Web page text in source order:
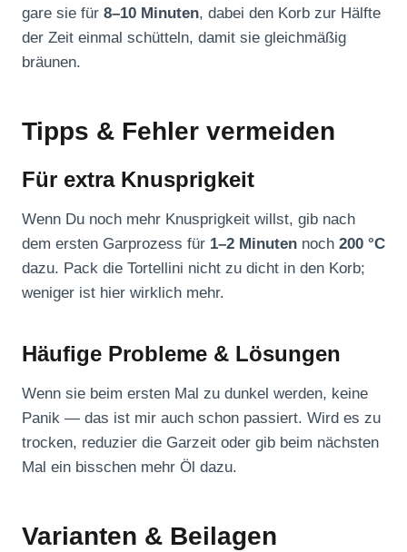
gare sie für 8–10 Minuten, dabei den Korb zur Hälfte
der Zeit einmal schütteln, damit sie gleichmäßig
bräunen.
Tipps & Fehler vermeiden
Für extra Knusprigkeit
Wenn Du noch mehr Knusprigkeit willst, gib nach
dem ersten Garprozess für 1–2 Minuten noch 200 °C
dazu. Pack die Tortellini nicht zu dicht in den Korb;
weniger ist hier wirklich mehr.
Häufige Probleme & Lösungen
Wenn sie beim ersten Mal zu dunkel werden, keine
Panik — das ist mir auch schon passiert. Wird es zu
trocken, reduzier die Garzeit oder gib beim nächsten
Mal ein bisschen mehr Öl dazu.
Varianten & Beilagen